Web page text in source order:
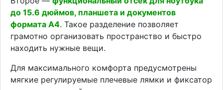
до 15.6 дюймов, планшета и документов
формата А4. Такое разделение позволяет
грамотно организовать пространство и быстро
находить нужные вещи.
Для максимального комфорта предусмотрены
мягкие регулируемые плечевые лямки и фиксатор